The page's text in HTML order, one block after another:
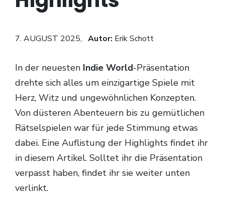
7. AUGUST 2025, Autor: Erik Schott
In der neuesten Indie World-Präsentation
drehte sich alles um einzigartige Spiele mit
Herz, Witz und ungewöhnlichen Konzepten.
Von düsteren Abenteuern bis zu gemütlichen
Rätselspielen war für jede Stimmung etwas
dabei. Eine Auflistung der Highlights findet ihr
in diesem Artikel. Solltet ihr die Präsentation
verpasst haben, findet ihr sie weiter unten
verlinkt.